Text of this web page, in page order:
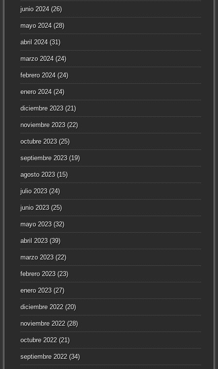
junio 2024(26)
mayo 2024(28)
abril 2024(31)
marzo 2024(24)
febrero 2024(24)
enero 2024(24)
diciembre 2023(21)
noviembre 2023(22)
octubre 2023(25)
septiembre 2023(19)
agosto 2023(15)
julio 2023(24)
junio 2023(25)
mayo 2023(32)
abril 2023(39)
marzo 2023(22)
febrero 2023(23)
enero 2023(27)
diciembre 2022(20)
noviembre 2022(28)
octubre 2022(21)
septiembre 2022(34)